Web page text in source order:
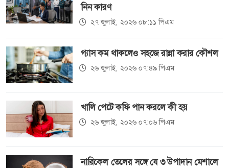
নিন কারণ
২৭ জুলাই, ২০২৬ ০৮:১১ পিএম
গ্যাস কম থাকলেও সহজে রান্না করার কৌশল
২৬ জুলাই, ২০২৬ ০৭:৪৯ পিএম
খালি পেটে কফি পান করলে কী হয়
২৬ জুলাই, ২০২৬ ০৭:০৬ পিএম
নারিকেল তেলের সঙ্গে যে ৩ উপাদান মেশালে